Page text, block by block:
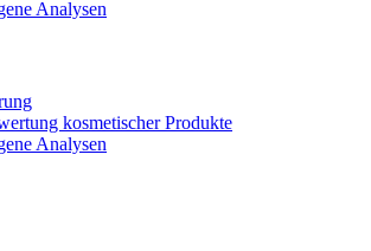
Analysen
kosmetischer Produkte
Analysen